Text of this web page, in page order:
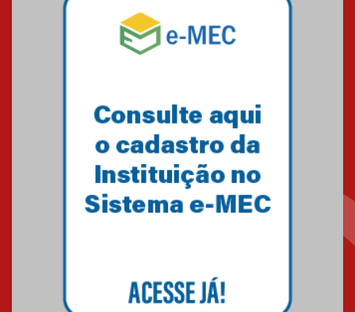
Equipe de saltos ornamentais
do Mackenzie Brasília
Gravação do projeto “Mais de
31 mil vozes com a Palavra” é
realizado no Colégio
Mackenzie Brasília
25.10.2024
Brasília conquistam medalhas
em importantes competições
de Matemática